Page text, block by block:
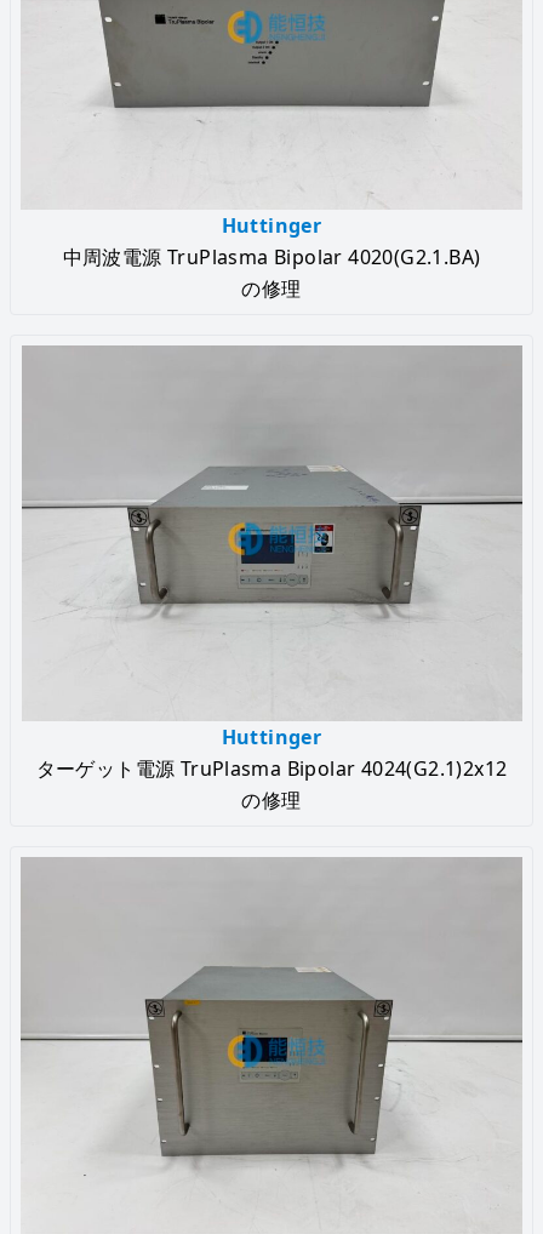
Huttinger
中周波電源 TruPlasma Bipolar 4020(G2.1.BA)
の修理
Huttinger
ターゲット電源 TruPlasma Bipolar 4024(G2.1)2x12
の修理